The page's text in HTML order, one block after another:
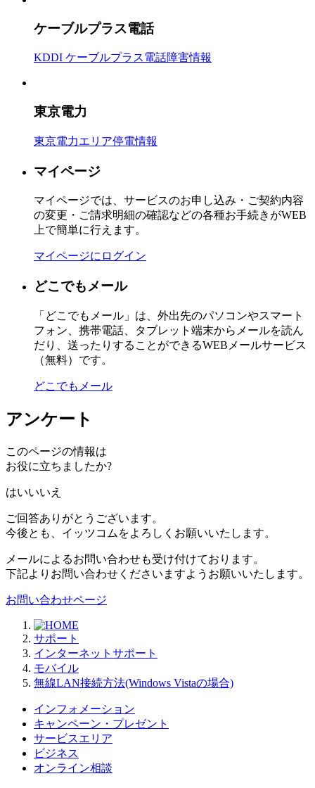
ケーブルプラス電話
KDDI ケーブルプラス電話障害情報
東京電力
東京電力エリア停電情報
マイページ
マイページでは、サービスのお申し込み・ご契約内容
の変更・ご請求明細の確認などの各種お手続きがWEB
上で簡単に行えます。
マイページにログイン
どこでもメール
「どこでもメール」は、外出先のパソコンやスマート
フォン、携帯電話、タブレット端末からメールを読ん
だり、送ったりすることができるWEBメールサービス
（無料）です。
どこでもメール
アンケート
このページの情報は
お役に立ちましたか?
はいいいえ
ご回答ありがとうございます。
今後とも、イッツコムをよろしくお願いいたします。
メールによるお問い合わせも受け付けております。
下記よりお問い合わせくださいますようお願いいたします。
お問い合わせページ
サポート
インターネットサポート
モバイル
無線LAN接続方法(Windows Vistaの場合)
インフォメーション
キャンペーン・プレゼント
サービスエリア
ビジネス
オンライン相談